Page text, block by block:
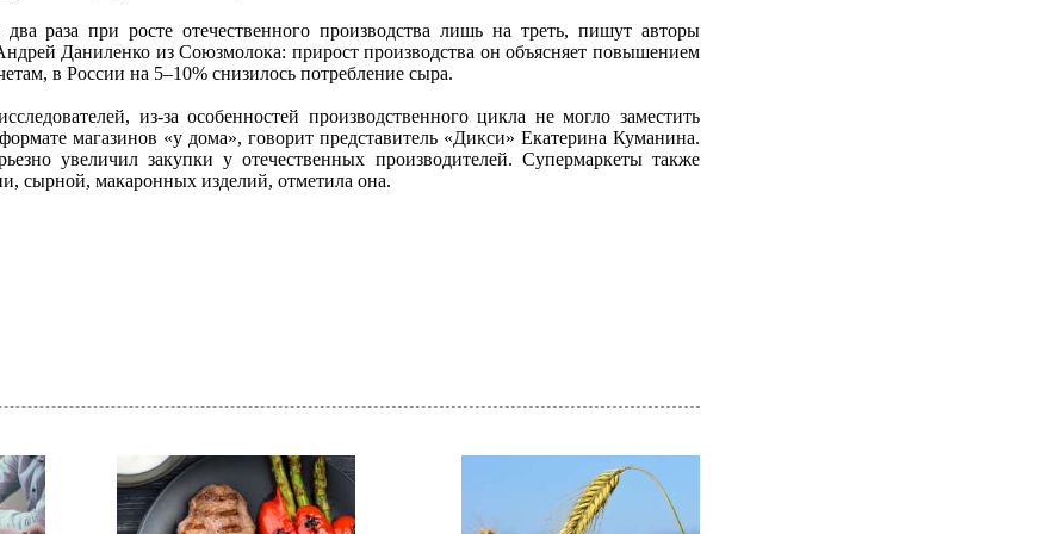
раза при росте отечественного производства лишь на треть, пишут авторы
Даниленко из Союзмолока: прирост производства он объясняет повышением
в России на 5–10% снизилось потребление сыра.
из-за особенностей производственного цикла не могло заместить
магазинов «у дома», говорит представитель «Дикси» Екатерина Куманина.
увеличил закупки у отечественных производителей. Супермаркеты также
сырной, макаронных изделий, отметила она.